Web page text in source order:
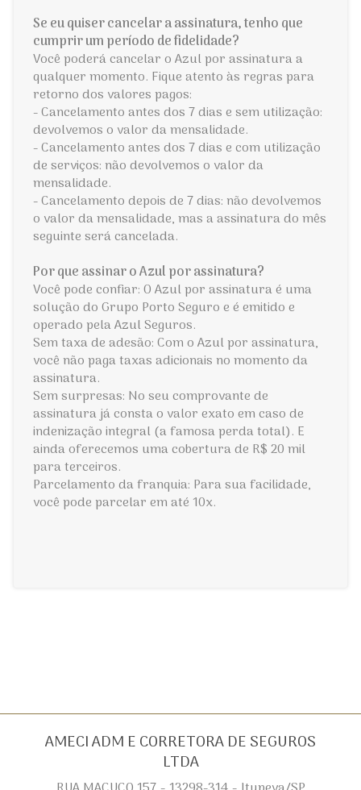
Se eu quiser cancelar a assinatura, tenho que
cumprir um período de fidelidade?
Você poderá cancelar o Azul por assinatura a
qualquer momento. Fique atento às regras para
retorno dos valores pagos:
- Cancelamento antes dos 7 dias e sem utilização:
devolvemos o valor da mensalidade.
- Cancelamento antes dos 7 dias e com utilização
de serviços: não devolvemos o valor da
mensalidade.
- Cancelamento depois de 7 dias: não devolvemos
o valor da mensalidade, mas a assinatura do mês
seguinte será cancelada.
Por que assinar o Azul por assinatura?
Você pode confiar: O Azul por assinatura é uma
solução do Grupo Porto Seguro e é emitido e
operado pela Azul Seguros.
Sem taxa de adesão: Com o Azul por assinatura,
você não paga taxas adicionais no momento da
assinatura.
Sem surpresas: No seu comprovante de
assinatura já consta o valor exato em caso de
indenização integral (a famosa perda total). E
ainda oferecemos uma cobertura de R$ 20 mil
para terceiros.
Parcelamento da franquia: Para sua facilidade,
você pode parcelar em até 10x.
AMECI ADM E CORRETORA DE SEGUROS
LTDA